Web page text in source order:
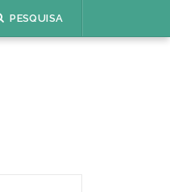
PESQUISA